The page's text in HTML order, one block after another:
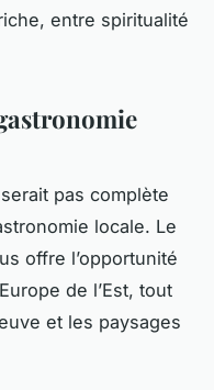
entre spiritualité
pas complète
locale. Le
offre l’opportunité
de l’Est, tout
et les paysages